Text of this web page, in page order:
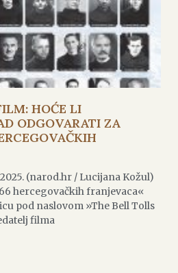
HOĆE LI
ODGOVARATI ZA
(narod.hr / Lucijana Kožul)
hercegovačkih franjevaca«
pod naslovom »The Bell Tolls
filma